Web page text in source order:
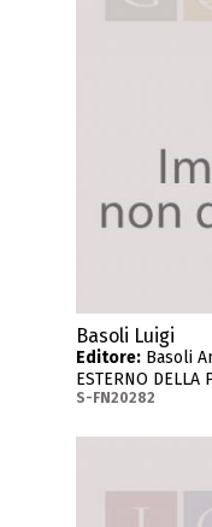
Basoli Luigi
Editore: Basoli
ESTERNO DELLA
S-FN20282